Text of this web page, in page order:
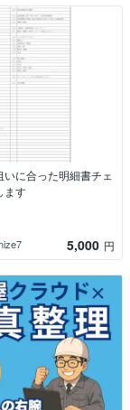
いに合った明細書チェ
ます
5,000 円